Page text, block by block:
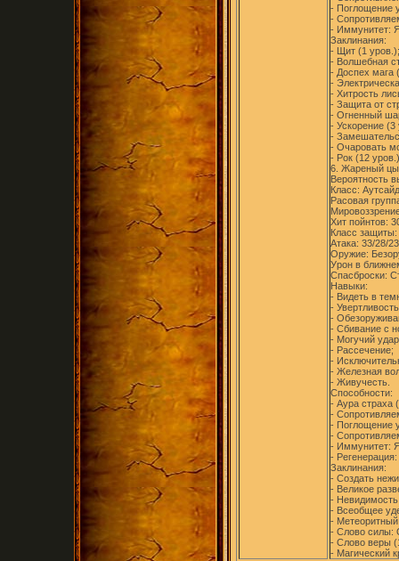
- Поглощение
-
- Иммунитет:
Заклинания:
- Щит (1 уров.);
- Волшебная
- Доспех мага
-
- Хитрость
- Защита от
- Огненный
- Ускорение (3
-
- Очаровать
- Рок (12
6. Жареный
Вероятность
Класс:
Расовая
Хит пойнтов:
Класс защиты:
Атака: 33/28/
Оружие:
Урон в
Спасброски:
Навыки:
- Видеть в
-
-
- Сбивание с
- Могучий
- Рассечение;
-
- Железная
- Живучесть.
Способности:
- Аура страха
-
- Поглощение
-
- Иммунитет:
-
Заклинания:
- Создать
- Великое
-
- Всеобщее
-
- Слово силы:
- Слово веры
- Магический